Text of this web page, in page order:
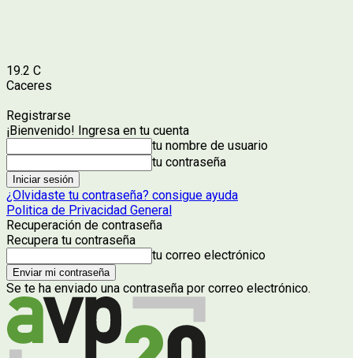
19.2 C
Caceres
Registrarse
¡Bienvenido! Ingresa en tu cuenta
tu nombre de usuario
tu contraseña
¿Olvidaste tu contraseña? consigue ayuda
Politica de Privacidad General
Recuperación de contraseña
Recupera tu contraseña
tu correo electrónico
Se te ha enviado una contraseña por correo electrónico.